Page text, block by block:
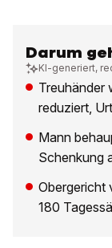
Darum
KI-generiert,
Treuhänder
reduziert,
Mann
Schenkung
Obergericht
180